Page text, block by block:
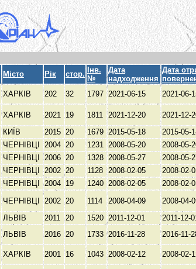
Місто Рік стор.
Інв.
№
Дата
надходження
Дата
ХАРКІВ 202 32 1797 2021-06-15 2021-06-
ХАРКІВ 2021 19 1811 2021-12-20 2021-12-
КИЇВ 2015 20 1679 2015-05-18 2015-05-
ЧЕРНІВЦІ 2004 20 1231 2008-05-20 2008-05-
ЧЕРНІВЦІ 2006 20 1328 2008-05-27 2008-05-
ЧЕРНІВЦІ 2002 20 1128 2008-02-05 2008-02-
ЧЕРНІВЦІ 2004 19 1240 2008-02-05 2008-02-
ЧЕРНІВЦІ 2002 20 1114 2008-04-09 2008-04-
ЛЬВІВ 2011 20 1520 2011-12-01 2011-12-
ЛЬВІВ 2016 20 1733 2016-11-28 2016-11-
ХАРКІВ 2001 16 1043 2008-02-12 2008-02-